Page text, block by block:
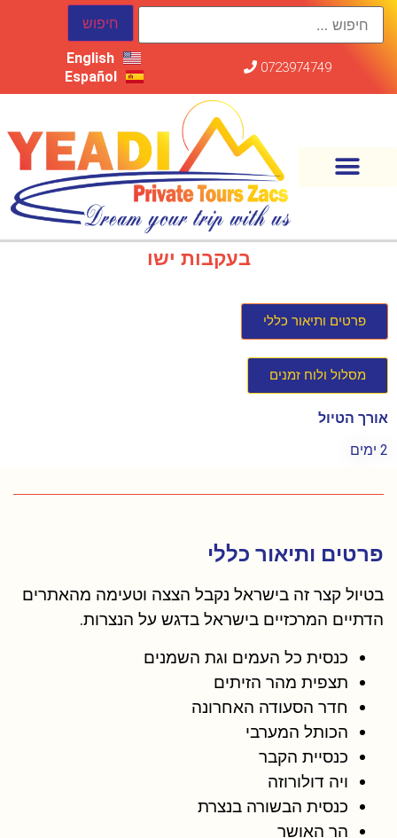
0723974749
English
Español
בעקבות ישו
פרטים ותיאור כללי
מסלול ולוח זמנים
אורך הטיול
2 ימים
פרטים ותיאור כללי
בטיול קצר זה בישראל נקבל הצצה וטעימה מהאתרים
הדתיים המרכזיים בישראל בדגש על הנצרות.
כנסית כל העמים וגת השמנים
תצפית מהר הזיתים
חדר הסעודה האחרונה
הכותל המערבי
כנסיית הקבר
ויה דולורוזה
כנסית הבשורה בנצרת
הר האושר